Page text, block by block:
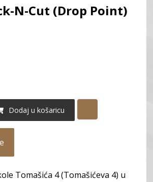
N-Cut (Drop Point)
Dodaj u košaricu
Tomašića 4 (Tomašićeva 4) u